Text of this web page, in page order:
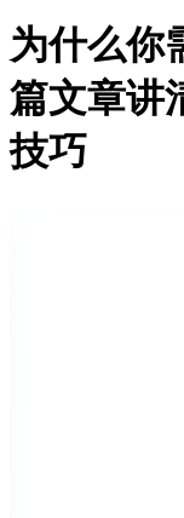
为什么你
篇文章讲
技巧